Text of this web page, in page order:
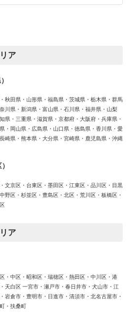
ア
秋田県・山形県・福島県・茨城県・栃木県・群馬
川県・新潟県・富山県・石川県・福井県・山梨
県・三重県・滋賀県・京都府・大阪府・兵庫県・
・岡山県・広島県・山口県・徳島県・香川県・愛
崎県・熊本県・大分県・宮崎県・鹿児島県・沖縄
文京区・台東区・墨田区・江東区・品川区・目黒
野区・杉並区・豊島区・北区・荒川区・板橋区・
ア
・中区・昭和区・瑞穂区・熱田区・中川区・港
天白区 一宮市・瀬戸市・春日井市・犬山市・江
岩倉市・豊明市・日進市・清須市・北名古屋市・
・扶桑町